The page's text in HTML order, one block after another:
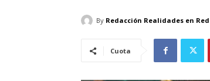
By Redacción Realidades en Red
Cuota